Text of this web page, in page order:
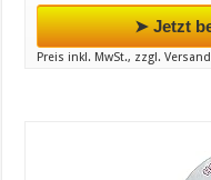
➤ Jetzt
Preis inkl. MwSt., zzgl.